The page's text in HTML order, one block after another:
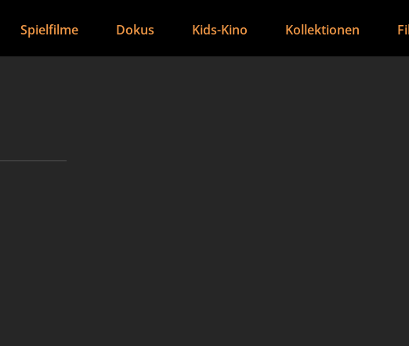
Spielfilme Dokus Kids-Kino Kollektionen